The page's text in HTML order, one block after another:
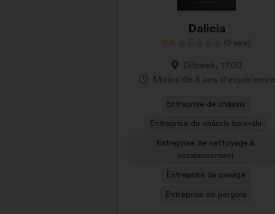
Dalicia
0,0 (0 avis)
Dilbeek, 1700
Moins de 5 ans d'expérience
Entreprise de châssis
Entreprise de châssis bois-alu
Entreprise de nettoyage &
assainissement
Entreprise de pavage
Entreprise de pergola